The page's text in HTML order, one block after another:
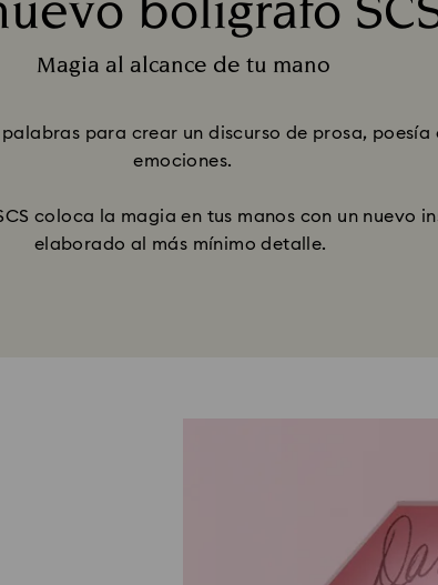
Magia al alcance de tu mano
para crear un discurso de prosa, poesía
emociones.
coloca la magia en tus manos con un nuevo
elaborado al más mínimo detalle.